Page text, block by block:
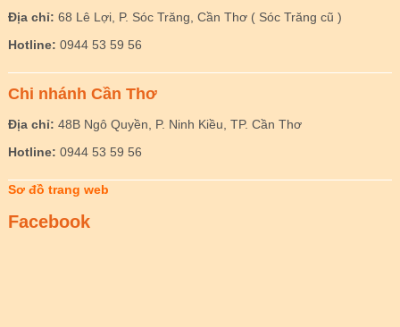
Địa chỉ: 68 Lê Lợi, P. Sóc Trăng, Cần Thơ ( Sóc Trăng cũ )
Hotline: 0944 53 59 56
Chi nhánh Cần Thơ
Địa chỉ: 48B Ngô Quyền, P. Ninh Kiều, TP. Cần Thơ
Hotline: 0944 53 59 56
Sơ đồ trang web
Facebook